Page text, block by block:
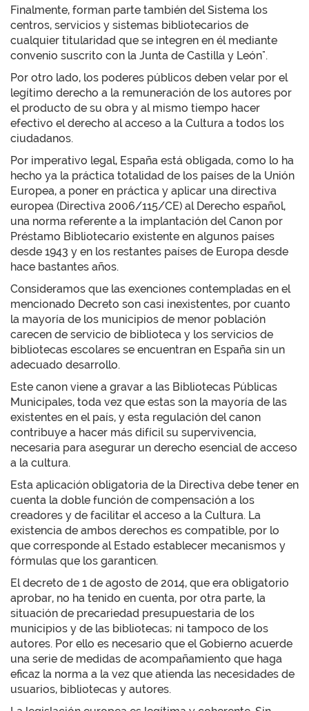
Finalmente, forman parte también del Sistema los
centros, servicios y sistemas bibliotecarios de
cualquier titularidad que se integren en él mediante
convenio suscrito con la Junta de Castilla y León".
Por otro lado, los poderes públicos deben velar por el
legítimo derecho a la remuneración de los autores por
el producto de su obra y al mismo tiempo hacer
efectivo el derecho al acceso a la Cultura a todos los
ciudadanos.
Por imperativo legal, España está obligada, como lo ha
hecho ya la práctica totalidad de los países de la Unión
Europea, a poner en práctica y aplicar una directiva
europea (Directiva 2006/115/CE) al Derecho español,
una norma referente a la implantación del Canon por
Préstamo Bibliotecario existente en algunos países
desde 1943 y en los restantes países de Europa desde
hace bastantes años.
Consideramos que las exenciones contempladas en el
mencionado Decreto son casi inexistentes, por cuanto
la mayoría de los municipios de menor población
carecen de servicio de biblioteca y los servicios de
bibliotecas escolares se encuentran en España sin un
adecuado desarrollo.
Este canon viene a gravar a las Bibliotecas Públicas
Municipales, toda vez que estas son la mayoría de las
existentes en el país, y esta regulación del canon
contribuye a hacer más difícil su supervivencia,
necesaria para asegurar un derecho esencial de acceso
a la cultura.
Esta aplicación obligatoria de la Directiva debe tener en
cuenta la doble función de compensación a los
creadores y de facilitar el acceso a la Cultura. La
existencia de ambos derechos es compatible, por lo
que corresponde al Estado establecer mecanismos y
fórmulas que los garanticen.
El decreto de 1 de agosto de 2014, que era obligatorio
aprobar, no ha tenido en cuenta, por otra parte, la
situación de precariedad presupuestaria de los
municipios y de las bibliotecas; ni tampoco de los
autores. Por ello es necesario que el Gobierno acuerde
una serie de medidas de acompañamiento que haga
eficaz la norma a la vez que atienda las necesidades de
usuarios, bibliotecas y autores.